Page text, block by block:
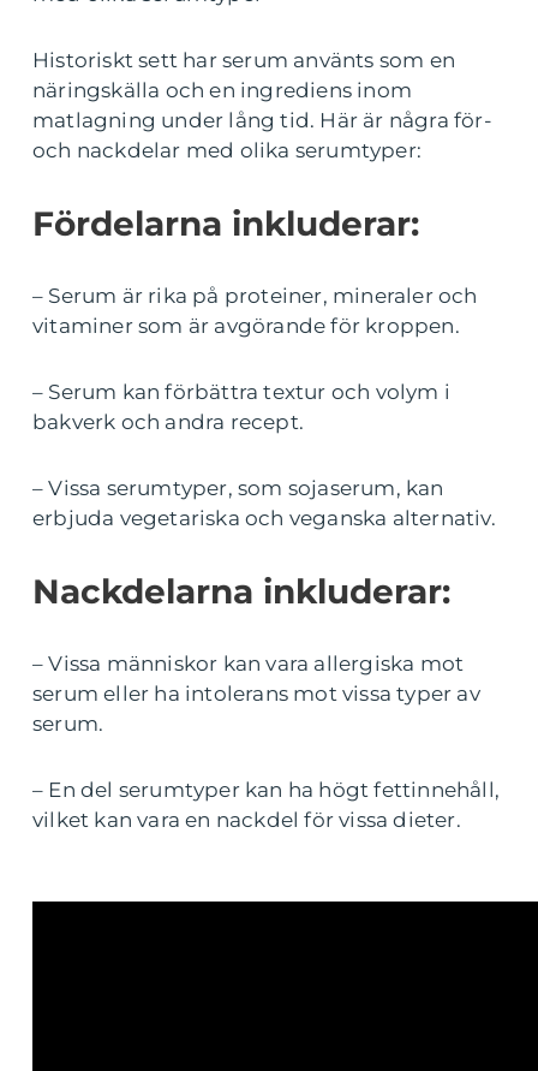
Historiskt sett har serum använts som en
näringskälla och en ingrediens inom
matlagning under lång tid. Här är några för-
och nackdelar med olika serumtyper:
Fördelarna inkluderar:
– Serum är rika på proteiner, mineraler och
vitaminer som är avgörande för kroppen.
– Serum kan förbättra textur och volym i
bakverk och andra recept.
– Vissa serumtyper, som sojaserum, kan
erbjuda vegetariska och veganska alternativ.
Nackdelarna inkluderar:
– Vissa människor kan vara allergiska mot
serum eller ha intolerans mot vissa typer av
serum.
– En del serumtyper kan ha högt fettinnehåll,
vilket kan vara en nackdel för vissa dieter.